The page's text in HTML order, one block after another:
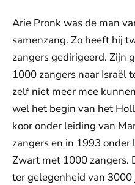
Arie Pronk was de man
samenzang. Zo heeft hij
zangers gedirigeerd. Zijn
1000 zangers naar Israël
zelf niet meer mee
wel het begin van het
koor onder leiding van
zangers en in 1993
Zwart met 1000 zangers.
ter gelegenheid van 3000